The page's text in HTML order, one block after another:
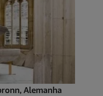
Alemanha